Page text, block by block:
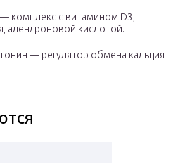
комплекс с витамином D3,
алендроновой кислотой.
— регулятор обмена кальция